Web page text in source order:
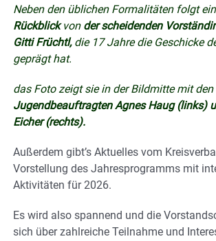
Neben den üblichen Formalitäten folgt ein
Rückblickvonder scheidenden
Gitti Früchtl,die 17 Jahre die Geschicke
geprägt hat.
das Foto zeigt sie in der Bildmitte mit den
Jugendbeauftragten Agnes Haug (links)
Eicher (rechts).
Außerdem gibt’s Aktuelles vom
Vorstellung des Jahresprogramms mit
Aktivitäten für 2026.
Es wird also spannend und die
sich über zahlreiche Teilnahme und